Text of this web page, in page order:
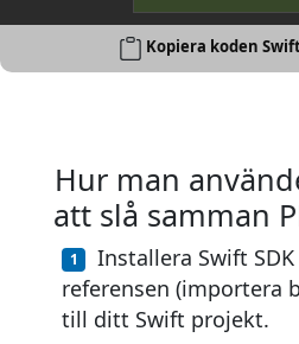
Kopiera koden
Hur man
att slå samman
Installera Swift
referensen (importera
till ditt Swift projekt.